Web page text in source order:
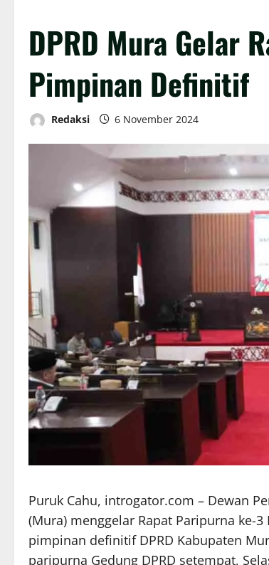
DPRD Mura Gelar
Pimpinan Definitif
Redaksi 6 November 2024
Puruk Cahu, introgator.com – Dewan
(Mura) menggelar Rapat Paripurna ke-
pimpinan definitif DPRD Kabupaten
paripurna Gedung DPRD setempat,